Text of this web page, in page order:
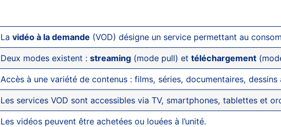
Lavidéo à la demande (VOD) désigne un service permettant au
Deux modes existent :streaming (mode pull) ettéléchargement
Accès à une variété de contenus : films, séries, documentaires, dessins
Les services VOD sont accessibles via TV, smartphones, tablettes et
Les vidéos peuvent être achetées ou louées à l’unité.